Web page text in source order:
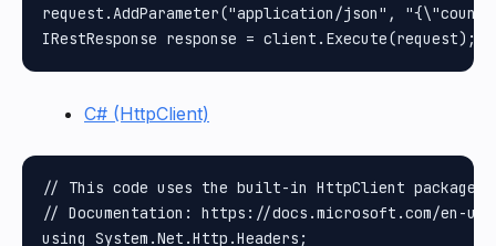
request.AddParameter("application/json",
C# (HttpClient)
// This code uses the built-in HttpClient package in
// Documentation: https://docs.microsoft.com/en-
using System.Net.Http.Headers;